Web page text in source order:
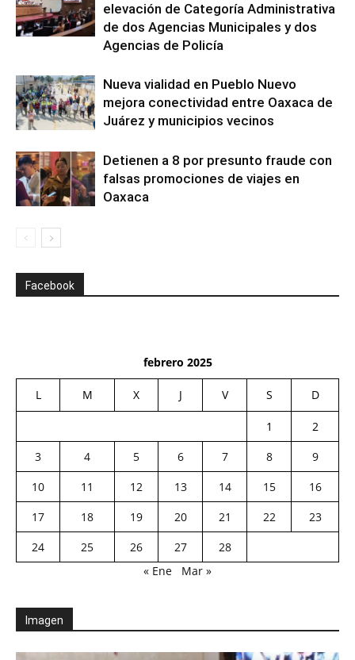
elevación de Categoría Administrativa
de dos Agencias Municipales y dos
Agencias de Policía
Nueva vialidad en Pueblo Nuevo
mejora conectividad entre Oaxaca de
Juárez y municipios vecinos
Detienen a 8 por presunto fraude con
falsas promociones de viajes en
Oaxaca
Facebook
febrero 2025
L M X J V S D
1
2
3
4 5 6 7 8
9
10
11 12 13 14 15
16
17
18 19 20 21 22
23
24
25 26 27
28
« Ene
Mar »
Imagen